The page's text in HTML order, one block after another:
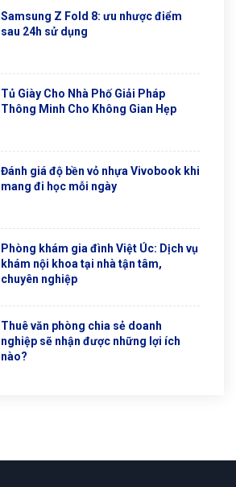
Samsung Z Fold 8: ưu nhược điểm
sau 24h sử dụng
Tủ Giày Cho Nhà Phố Giải Pháp
Thông Minh Cho Không Gian Hẹp
Đánh giá độ bền vỏ nhựa Vivobook khi
mang đi học mỗi ngày
Phòng khám gia đình Việt Úc: Dịch vụ
khám nội khoa tại nhà tận tâm,
chuyên nghiệp
Thuê văn phòng chia sẻ doanh
nghiệp sẽ nhận được những lợi ích
nào?